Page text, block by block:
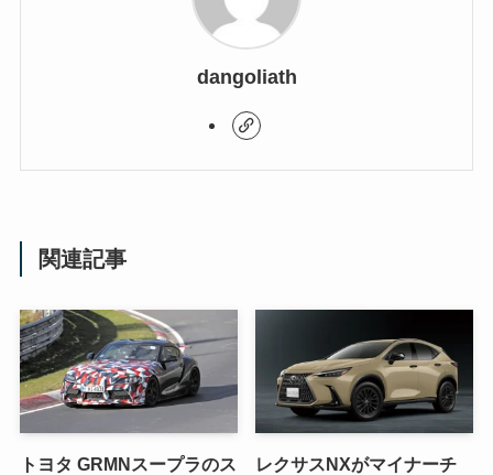
dangoliath
関連記事
トヨタ GRMNスープラのス
レクサスNXがマイナーチ